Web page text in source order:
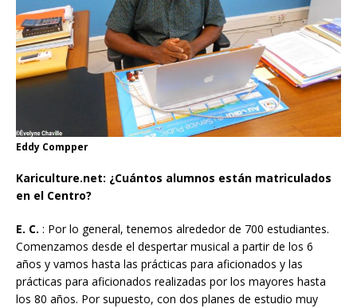
Eddy Compper
Kariculture.net: ¿Cuántos alumnos están matriculados
en el Centro?
E. C. : Por lo general, tenemos alrededor de 700 estudiantes.
Comenzamos desde el despertar musical a partir de los 6
años y vamos hasta las prácticas para aficionados y las
prácticas para aficionados realizadas por los mayores hasta
los 80 años. Por supuesto, con dos planes de estudio muy